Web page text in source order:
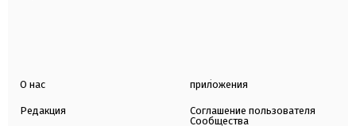
О нас
Редакция
приложения
Соглашение пользователя
Сообщества